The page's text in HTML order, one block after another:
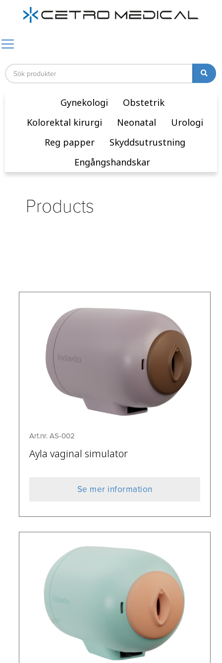
Gynekologi
Obstetrik
Kolorektal kirurgi
Neonatal
Urologi
Reg papper
Skyddsutrustning
Engångshandskar
Products
Art.nr. AS-002
Ayla vaginal simulator
Se mer information